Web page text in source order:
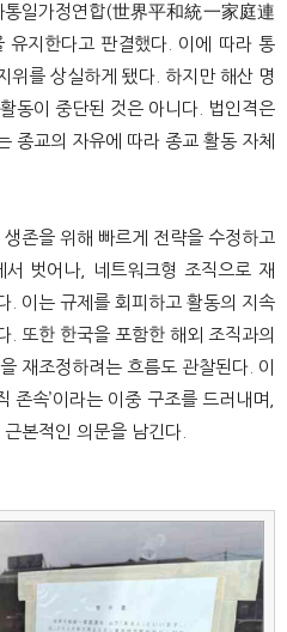
색
일가정연합(世界平和統一家庭連
지한다고 판결했다. 이에 따라 통
위를 상실하게 됐다. 하지만 해산 명
동이 중단된 것은 아니다. 법인격은
종교의 자유에 따라 종교 활동 자체
존을 위해 빠르게 전략을 수정하고
벗어나, 네트워크형 조직으로 재
. 이는 규제를 회피하고 활동의 지속
. 또한 한국을 포함한 해외 조직과의
재조정하려는 흐름도 관찰된다. 이
존속’이라는 이중 구조를 드러내며,
본적인 의문을 남긴다.